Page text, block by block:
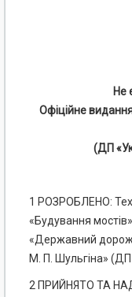
Не
Офіційне
(ДП
1 РОЗРОБЛЕНО:
«Будування
«Державний
М. П. Шульгіна»
2 ПРИЙНЯТО ТА